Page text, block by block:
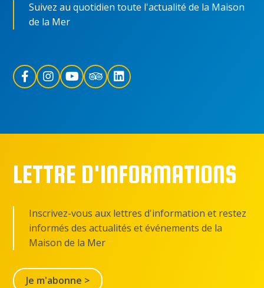
Suivez au quotidien toute l'actualité de la Maison
de la Mer
LETTRE D'INFORMATIONS
Inscrivez-vous aux lettres d'information et restez
informés des actualités et événements de la
Maison de la Mer
Je m'abonne >